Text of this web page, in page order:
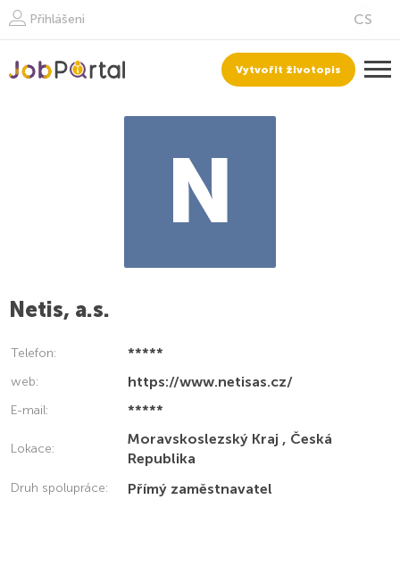
Přihlášeni
Vytvořit životopis
N
Netis, a.s.
Telefon: *****
web: https://www.netisas.cz/
E-mail: *****
Lokace:
Moravskoslezský Kraj , Česká
Republika
Druh spolupráce: Přímý zaměstnavatel